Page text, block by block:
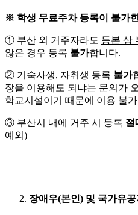
※ 학생 무료주차 등록이 불가
① 부산 외 거주자라도 등본 상
않은 경우 등록 불가합니다.
② 기숙사생, 자취생 등록 불가
장을 이용해도 되냐는 문의가
학교시설이기 때문에 이용 불
③ 부산시 내에 거주 시 등록 절
예외)
장애우(본인) 및 국가유